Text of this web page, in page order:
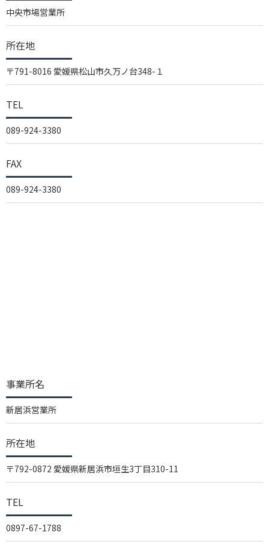
中央市場営業所
所在地
〒791-8016 愛媛県松山市久万ノ台348-１
TEL
089-924-3380
FAX
089-924-3380
事業所名
新居浜営業所
所在地
〒792-0872 愛媛県新居浜市垣生3丁目310-11
TEL
0897-67-1788